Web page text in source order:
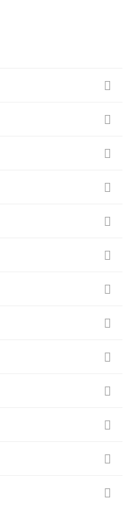












